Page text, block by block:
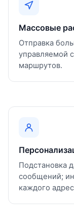
Массовые
Отправка
управляемой
маршрутов.
Подстановка
сообщений;
каждого